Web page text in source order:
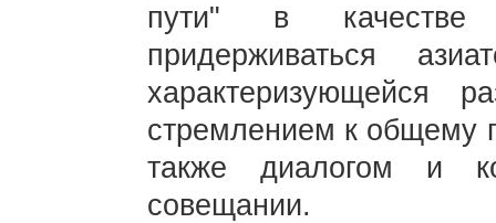
пути" в
придерживаться
характеризующейся
стремлением к общему
также диалогом и
совещании.